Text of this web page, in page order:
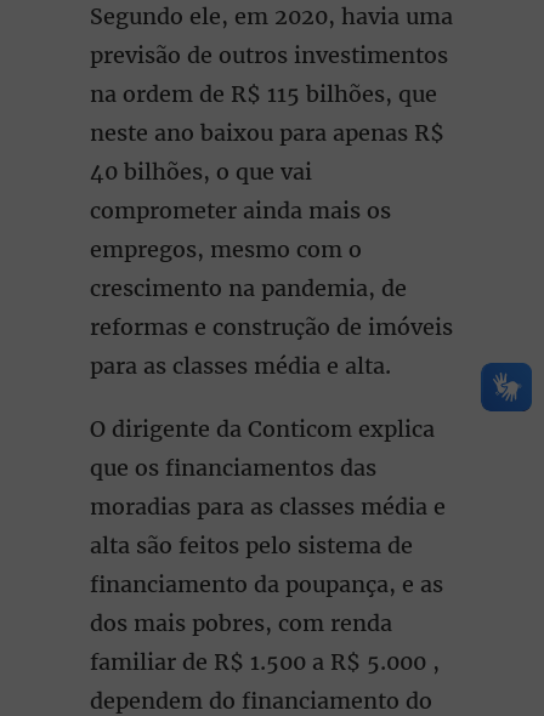
Segundo ele, em 2020, havia uma
previsão de outros investimentos
na ordem de R$ 115 bilhões, que
neste ano baixou para apenas R$
40 bilhões, o que vai
comprometer ainda mais os
empregos, mesmo com o
crescimento na pandemia, de
reformas e construção de imóveis
para as classes média e alta.
O dirigente da Conticom explica
que os financiamentos das
moradias para as classes média e
alta são feitos pelo sistema de
financiamento da poupança, e as
dos mais pobres, com renda
familiar de R$ 1.500 a R$ 5.000 ,
dependem do financiamento do